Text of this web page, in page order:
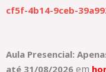
cf5f-4b14-9ceb-
Aula Presencial:
até 31/08/2026 em